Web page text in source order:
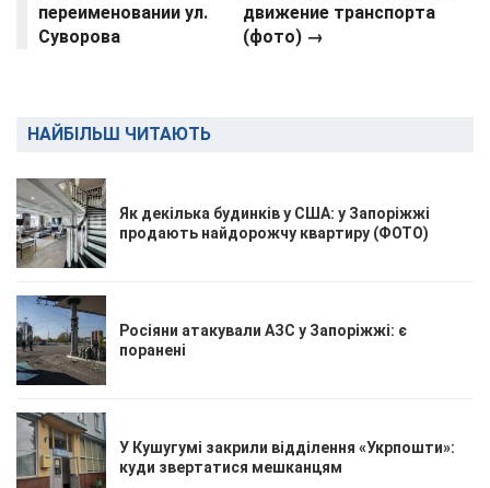
переименовании ул.
Суворова
движение транспорта
(фото) →
НАЙБІЛЬШ ЧИТАЮТЬ
Як декілька будинків у США: у Запоріжжі
продають найдорожчу квартиру (ФОТО)
Росіяни атакували АЗС у Запоріжжі: є
поранені
У Кушугумі закрили відділення «Укрпошти»:
куди звертатися мешканцям